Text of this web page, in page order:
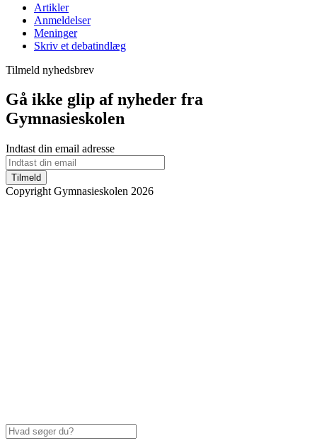
Artikler
Anmeldelser
Meninger
Skriv et debatindlæg
Tilmeld nyhedsbrev
Gå ikke glip af nyheder fra
Gymnasieskolen
Indtast din email adresse
Tilmeld
Copyright Gymnasieskolen 2026